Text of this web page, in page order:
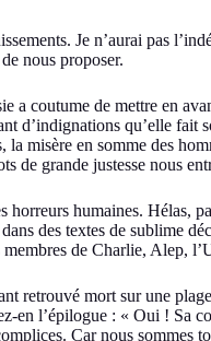
Je n’aurai pas
nous proposer.
a coutume de mettre en
qu’elle
misère en somme des
de grande justesse nous
humaines. Hélas,
des textes de sublime
de Charlie, Alep,
retrouvé mort sur une
en l’épilogue : « Oui !
Car nous